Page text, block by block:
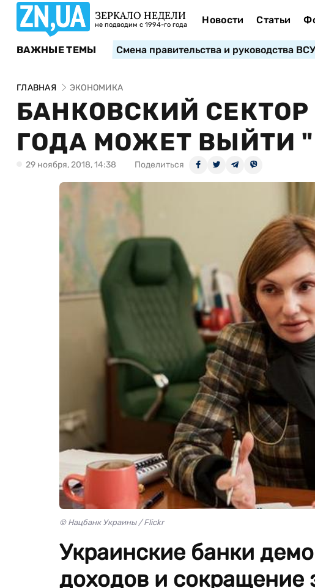
ЗЕРКАЛО НЕДЕЛИ
не подводим с 1994-го года Новости Статьи
ВАЖНЫЕ ТЕМЫ Смена правительства и руководства ВСУ
ГЛАВНАЯ ЭКОНОМИКА
БАНКОВСКИЙ СЕКТОР
ГОДА МОЖЕТ ВЫЙТИ
29 ноября, 2018, 14:38 Поделиться
© Нацбанк Украины / Flickr
Украинские банки
доходов и сокращение